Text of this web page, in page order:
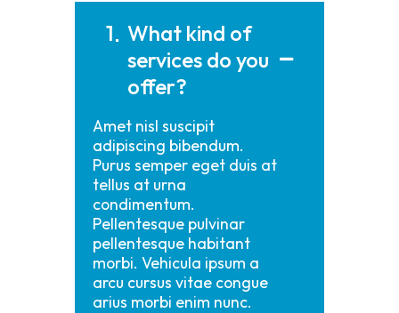
1 What kind of
services do you
offer?
Amet nisl suscipit
adipiscing bibendum.
Purus semper eget duis at
tellus at urna
condimentum.
Pellentesque pulvinar
pellentesque habitant
morbi. Vehicula ipsum a
arcu cursus vitae congue
arius morbi enim nunc.